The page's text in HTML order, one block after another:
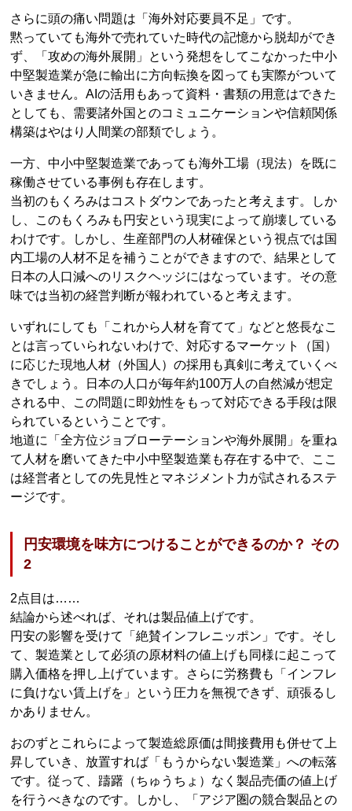
さらに頭の痛い問題は「海外対応要員不足」です。
黙っていても海外で売れていた時代の記憶から脱却ができ
ず、「攻めの海外展開」という発想をしてこなかった中小
中堅製造業が急に輸出に方向転換を図っても実際がついて
いきません。AIの活用もあって資料・書類の用意はできた
としても、需要諸外国とのコミュニケーションや信頼関係
構築はやはり人間業の部類でしょう。
一方、中小中堅製造業であっても海外工場（現法）を既に
稼働させている事例も存在します。
当初のもくろみはコストダウンであったと考えます。しか
し、このもくろみも円安という現実によって崩壊している
わけです。しかし、生産部門の人材確保という視点では国
内工場の人材不足を補うことができますので、結果として
日本の人口減へのリスクヘッジにはなっています。その意
味では当初の経営判断が報われていると考えます。
いずれにしても「これから人材を育てて」などと悠長なこ
とは言っていられないわけで、対応するマーケット（国）
に応じた現地人材（外国人）の採用も真剣に考えていくべ
きでしょう。日本の人口が毎年約100万人の自然減が想定
される中、この問題に即効性をもって対応できる手段は限
られているということです。
地道に「全方位ジョブローテーションや海外展開」を重ね
て人材を磨いてきた中小中堅製造業も存在する中で、ここ
は経営者としての先見性とマネジメント力が試されるステ
ージです。
円安環境を味方につけることができるのか？ その
2
2点目は……
結論から述べれば、それは製品値上げです。
円安の影響を受けて「絶賛インフレニッポン」です。そし
て、製造業として必須の原材料の値上げも同様に起こって
購入価格を押し上げています。さらに労務費も「インフレ
に負けない賃上げを」という圧力を無視できず、頑張るし
かありません。
おのずとこれらによって製造総原価は間接費用も併せて上
昇していき、放置すれば「もうからない製造業」への転落
です。従って、躊躇（ちゅうちょ）なく製品売価の値上げ
を行うべきなのです。しかし、「アジア圏の競合製品との